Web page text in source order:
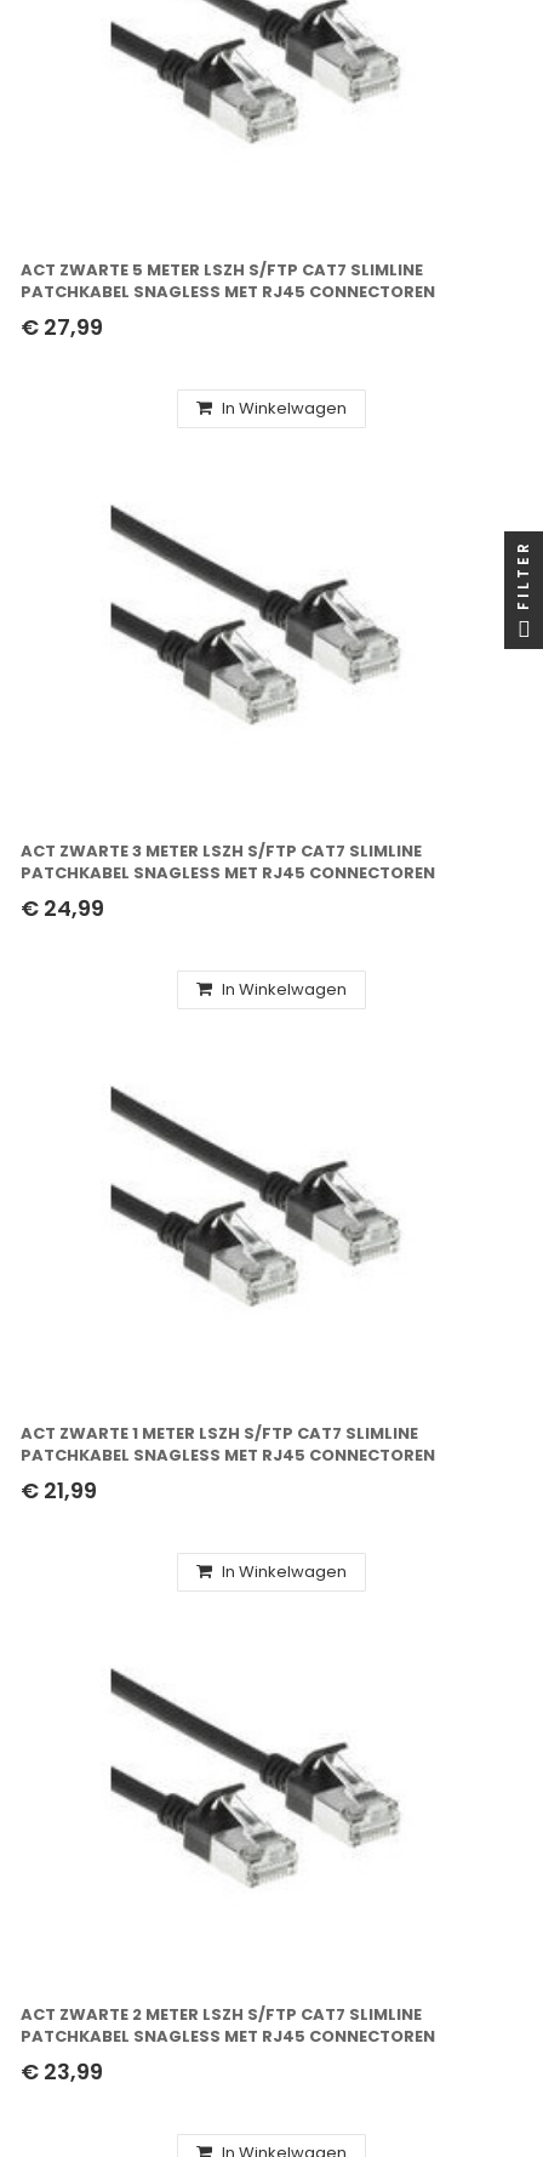
ACT ZWARTE 5 METER LSZH S/FTP CAT7 SLIMLINE
PATCHKABEL SNAGLESS MET RJ45 CONNECTOREN
€ 27,99
In Winkelwagen
ACT ZWARTE 3 METER LSZH S/FTP CAT7 SLIMLINE
PATCHKABEL SNAGLESS MET RJ45 CONNECTOREN
€ 24,99
In Winkelwagen
ACT ZWARTE 1 METER LSZH S/FTP CAT7 SLIMLINE
PATCHKABEL SNAGLESS MET RJ45 CONNECTOREN
€ 21,99
In Winkelwagen
ACT ZWARTE 2 METER LSZH S/FTP CAT7 SLIMLINE
PATCHKABEL SNAGLESS MET RJ45 CONNECTOREN
€ 23,99
FILTER